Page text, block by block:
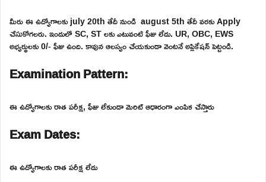
మీరు ఈ ఉద్యోగాలకు july 20th తేదీ నుండి august 5th తేదీ వరకు Apply
చేసుకోగలరు. ఇందులో SC, ST లకు ఎటువంటి ఫీజు లేదు. UR, OBC, EWS
అభ్యర్థులకు 0/- ఫీజు ఉంది. కావున ఆలస్యం చేయకుండా వెంటనే అప్లికేషన్ పెట్టండి.
Examination Pattern:
ఈ ఉద్యోగాలకు రాత పరీక్ష, ఫీజు లేకుండా మెరిట్ ఆధారంగా ఎంపిక చేస్తారు
Exam Dates:
ఈ ఉద్యోగాలకు రాత పరీక్ష లేదు